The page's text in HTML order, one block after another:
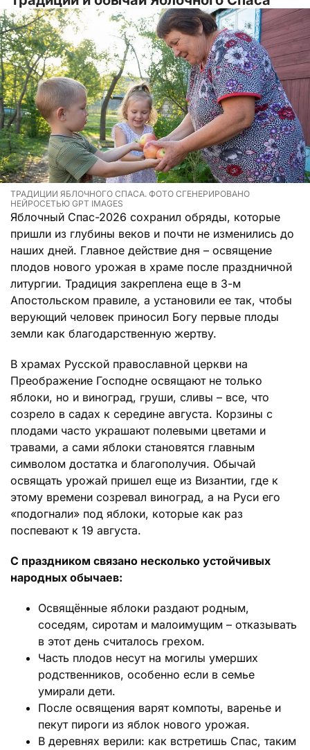
ТРАДИЦИИ ЯБЛОЧНОГО СПАСА. ФОТО СГЕНЕРИРОВАНО
НЕЙРОСЕТЬЮ GPT IMAGES
Яблочный Спас-2026 сохранил обряды, которые
пришли из глубины веков и почти не изменились до
наших дней. Главное действие дня – освящение
плодов нового урожая в храме после праздничной
литургии. Традиция закреплена еще в 3-м
Апостольском правиле, а установили ее так, чтобы
верующий человек приносил Богу первые плоды
земли как благодарственную жертву.
В храмах Русской православной церкви на
Преображение Господне освящают не только
яблоки, но и виноград, груши, сливы – все, что
созрело в садах к середине августа. Корзины с
плодами часто украшают полевыми цветами и
травами, а сами яблоки становятся главным
символом достатка и благополучия. Обычай
освящать урожай пришел еще из Византии, где к
этому времени созревал виноград, а на Руси его
«подогнали» под яблоки, которые как раз
поспевают к 19 августа.
С праздником связано несколько устойчивых
народных обычаев:
Освящённые яблоки раздают родным,
соседям, сиротам и малоимущим – отказывать
в этот день считалось грехом.
Часть плодов несут на могилы умерших
родственников, особенно если в семье
умирали дети.
После освящения варят компоты, варенье и
пекут пироги из яблок нового урожая.
В деревнях верили: как встретишь Спас, таким